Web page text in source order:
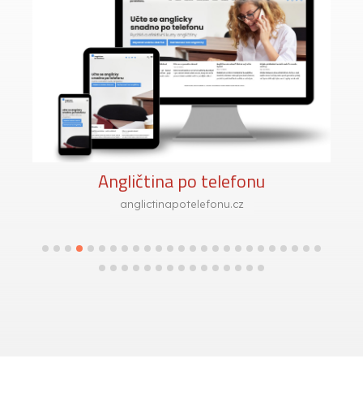
Angličtina po telefonu
anglictinapotelefonu.cz